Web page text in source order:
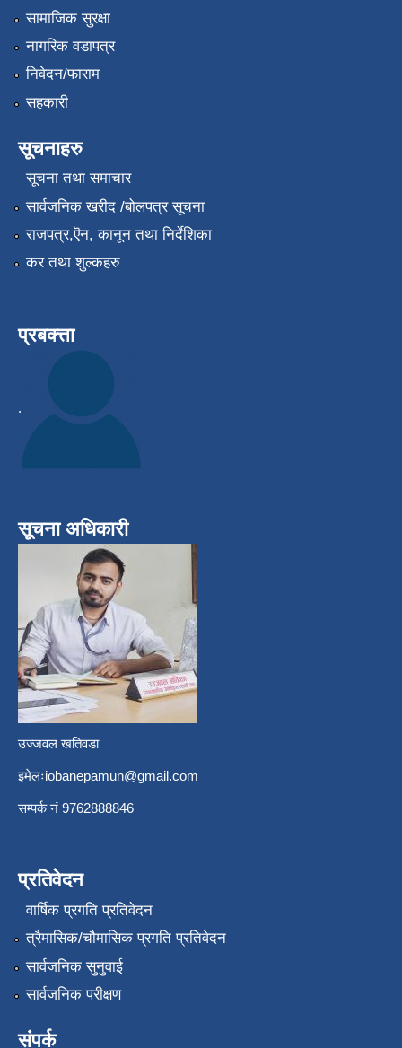
सामाजिक सुरक्षा
नागरिक वडापत्र
निवेदन/फाराम
सहकारी
सूचनाहरु
सूचना तथा समाचार
सार्वजनिक खरीद /बोलपत्र सूचना
राजपत्र,ऎन, कानून तथा निर्देशिका
कर तथा शुल्कहरु
प्रबक्त्ता
.
सूचना अधिकारी
उज्जवल खतिवडा
इमेलःiobanepamun@gmail.com
सम्पर्क नंं 9762888846
प्रतिवेदन
वार्षिक प्रगति प्रतिवेदन
त्रैमासिक/चौमासिक प्रगति प्रतिवेदन
सार्वजनिक सुनुवाई
सार्वजनिक परीक्षण
संपर्क